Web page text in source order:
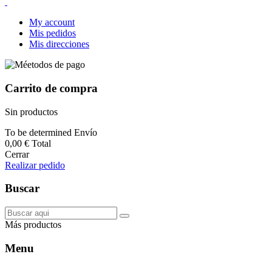
My account
Mis pedidos
Mis direcciones
Carrito de compra
Sin productos
To be determined Envío
0,00 € Total
Cerrar
Realizar pedido
Buscar
Más productos
Menu